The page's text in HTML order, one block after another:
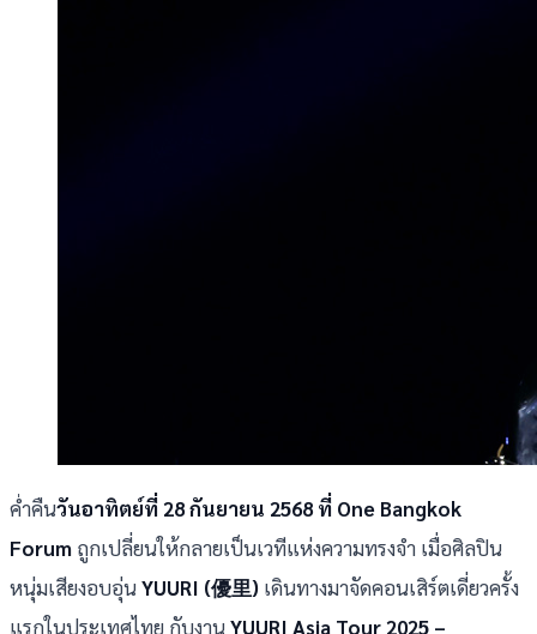
ค่ำคืนวันอาทิตย์ที่ 28 กันยายน 2568 ที่ One Bangkok
Forum ถูกเปลี่ยนให้กลายเป็นเวทีแห่งความทรงจำ เมื่อศิลปิน
หนุ่มเสียงอบอุ่น YUURI (優里) เดินทางมาจัดคอนเสิร์ตเดี่ยวครั้ง
แรกในประเทศไทย กับงาน YUURI Asia Tour 2025 –